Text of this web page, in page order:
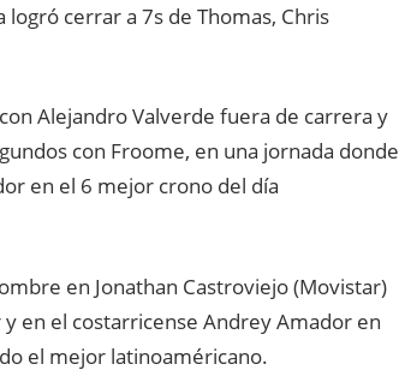
logró cerrar a 7s de Thomas, Chris
Alejandro Valverde fuera de carrera y
con Froome, en una jornada donde
en el 6 mejor crono del día
en Jonathan Castroviejo (Movistar)
en el costarricense Andrey Amador en
el mejor latinoaméricano.